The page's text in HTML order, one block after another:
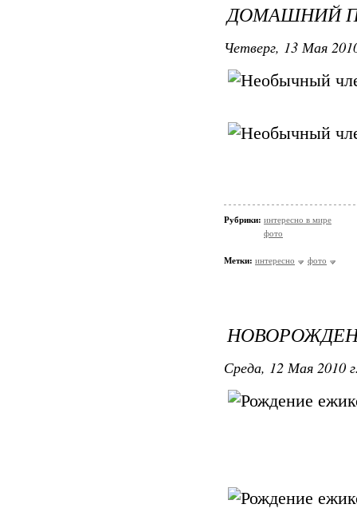
ДОМАШНИЙ
Четверг, 13 Мая
Рубрики: интересно в мире
фото
Метки: интересно фото
Среда, 12 Мая 2010